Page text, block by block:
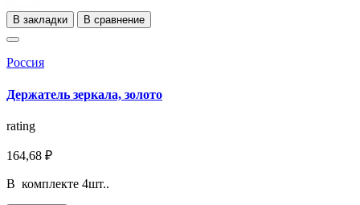
В закладки В сравнение
Россия
Держатель зеркала, золото
rating
164,68 ₽
В комплекте 4шт..